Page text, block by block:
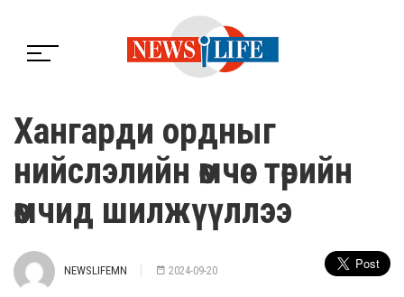
Хангарди ордныг
нийслэлийн өмчөөс төрийн
өмчид шилжүүллээ
NEWSLIFEMN 2024-09-20